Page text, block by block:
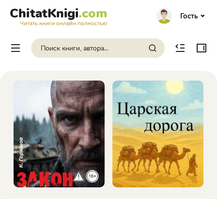
ChitatKnigi.com
Читать книги онлайн полностью
Гость